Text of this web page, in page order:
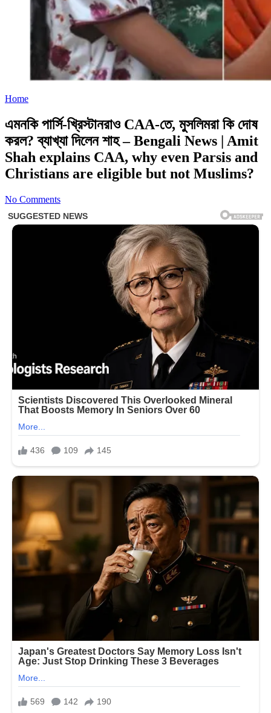
Home
এমনকি পার্সি-খ্রিস্টানরাও CAA-তে, মুসলিমরা কি দোষ
করল? ব্যাখ্যা দিলেন শাহ – Bengali News | Amit
Shah explains CAA, why even Parsis and
Christians are eligible but not Muslims?
No Comments